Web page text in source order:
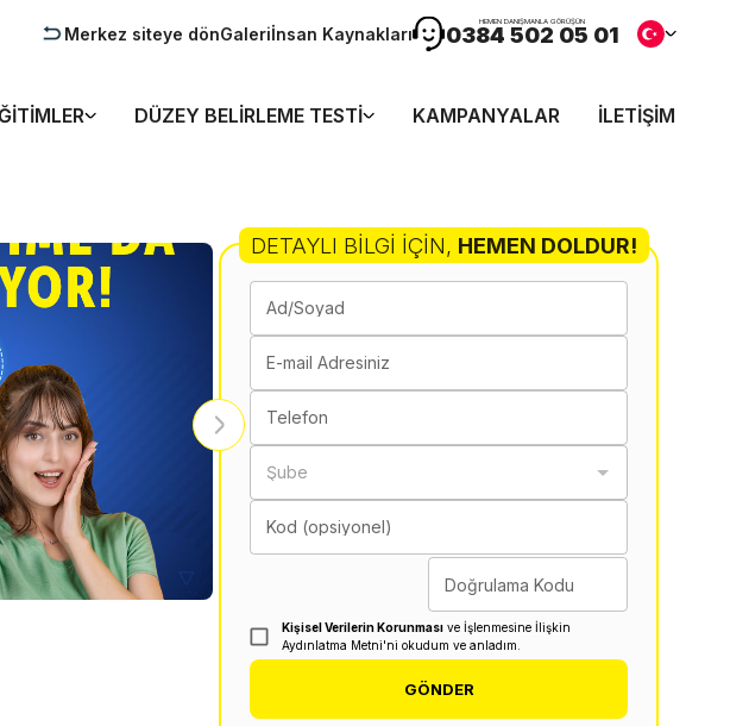
Merkez siteye dönGaleriİnsan Kaynakları
HEMEN DANIŞMANLA GÖRÜŞÜN
0384 502 05 01
DÜZEY BELIRLEME TESTI KAMPANYALAR İLETIŞIM
DETAYLI BILGI İÇIN, HEMEN DOLDUR!
Ad/Soyad
E-mail Adresiniz
Telefon
Şube
Kod (opsiyonel)
Doğrulama Kodu
Kişisel Verilerin Korunması ve İşlenmesine İlişkin
Aydınlatma Metni'ni okudum ve anladım.
GÖNDER